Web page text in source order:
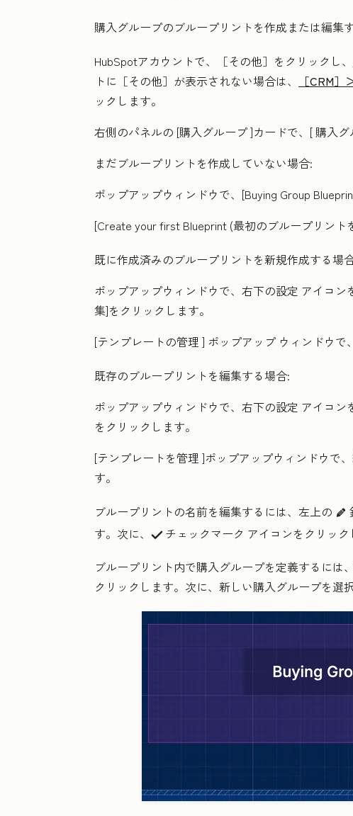
購入グループのブループリントを作成または編集
HubSpotアカウントで、
［その他］をクリックし、
トに ［その他］が表示されない場合は、 ［CRM］
ックします。
右側のパネルの [購入グループ]カードで、[ 購入
まだブループリントを作成していない場合:
ポップアップウィンドウで、[Buying Group
[Create your first Blueprint (最初のブループリント
既に作成済みのブループリントを新規作成する場
ポップアップウィンドウで、右下の設定 アイコン
集]をクリックします。
[テンプレートの管理 ] ポップアップ ウィンドウで
既存のブループリントを編集する場合:
ポップアップウィンドウで、右下の設定 アイコン
をクリックします。
[テンプレートを管理 ]ポップアップウィンドウで
す。
ブループリントの名前を編集するには、左上の editIcon
す。次に、
successIcon チェックマーク アイコンをクリック
ブループリント内で購入グループを定義するには
クリックします。次に、新しい購入グループを選